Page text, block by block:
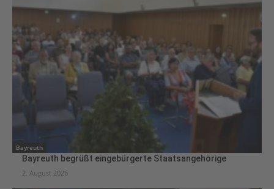
Bayreuth
Bayreuth begrüßt eingebürgerte Staatsangehörige
2. August 2026